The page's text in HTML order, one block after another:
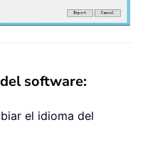
software:
el idioma del